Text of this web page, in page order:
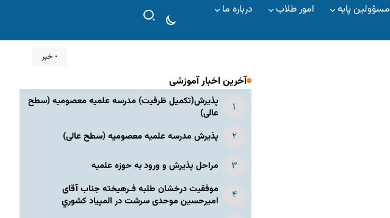
مسؤولین پایه امور طلاب درباره ما
۰ خبر
آخرین اخبار آموزشی
پذیرش(تکمیل ظرفیت) مدرسه علمیه معصومیه‌ (سطح
عالی)
پذیرش مدرسه علمیه معصومیه‌ (سطح عالی)
مراحل پذیرش و ورود به حوزه علمیه
موفقیت درخشان طلبه فـرهیخته جناب آقای
امیرحسین موحدی سرشت در المپياد كشوري